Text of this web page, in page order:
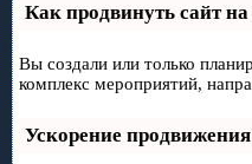
Как продвинуть сайт
Вы создали или только
комплекс мероприятий,
Ускорение продвижения